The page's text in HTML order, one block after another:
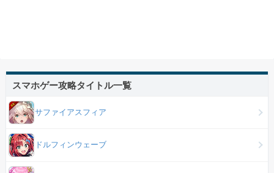
スマホゲー攻略タイトル一覧
サファイアスフィア
ドルフィンウェーブ